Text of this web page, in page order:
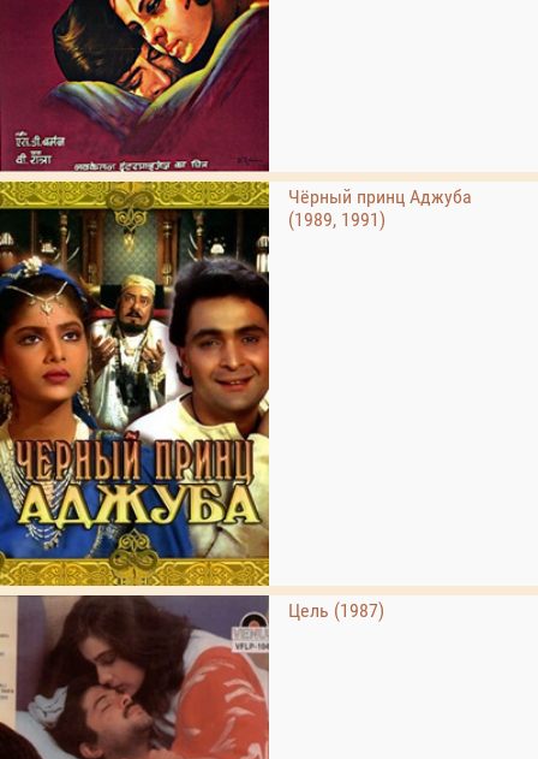
Чёрный принц Аджуба
(1989, 1991)
Цель (1987)